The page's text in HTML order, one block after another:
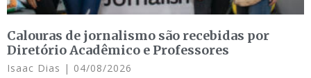
Calouras de jornalismo são recebidas por
Diretório Acadêmico e Professores
Isaac Dias 04/08/2026